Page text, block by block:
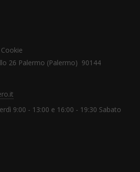
26 Palermo (Palermo) 90144
9:00 - 13:00 e 16:00 - 19:30 Sabato